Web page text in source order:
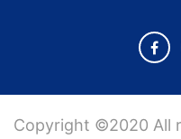
Copyright ©2020 All